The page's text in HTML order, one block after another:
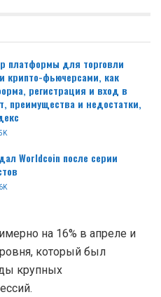
платформы для торговли
крипто-фьючерсами, как
регистрация и вход в
преимущества и недостатки,
Worldcoin после серии
на 16% в апреле и
который был
крупных